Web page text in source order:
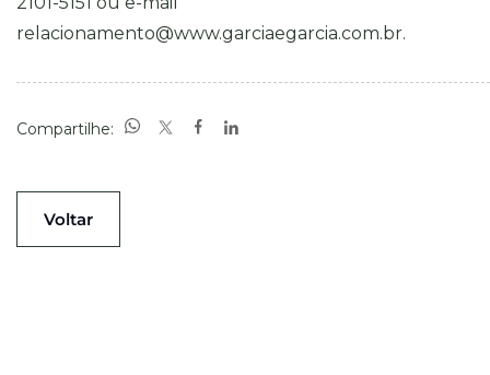
relacionamento@www.garciaegarcia.com.br.
Compartilhe:
Voltar